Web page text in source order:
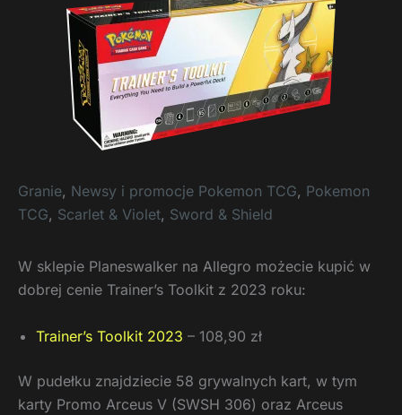
Granie, Newsy i promocje Pokemon TCG, Pokemon
TCG, Scarlet & Violet, Sword & Shield
W sklepie Planeswalker na Allegro możecie kupić w
dobrej cenie Trainer’s Toolkit z 2023 roku:
Trainer’s Toolkit 2023 – 108,90 zł
W pudełku znajdziecie 58 grywalnych kart, w tym
karty Promo Arceus V (SWSH 306) oraz Arceus